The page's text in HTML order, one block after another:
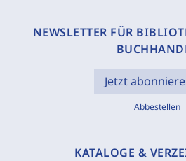
NEWSLETTER FÜR
Jetzt
Abbestellen
KATALOGE &